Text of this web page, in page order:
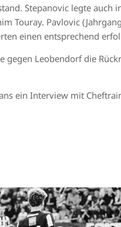
Stepanovic legte auch
Touray. Pavlovic
einen entsprechend
Leobendorf die
ein Interview mit